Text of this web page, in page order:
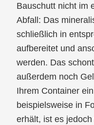
Bauschutt nicht im
Abfall: Das
schließlich in
aufbereitet und
werden. Das
außerdem noch
Ihrem Container
beispielsweise in
erhält, ist es